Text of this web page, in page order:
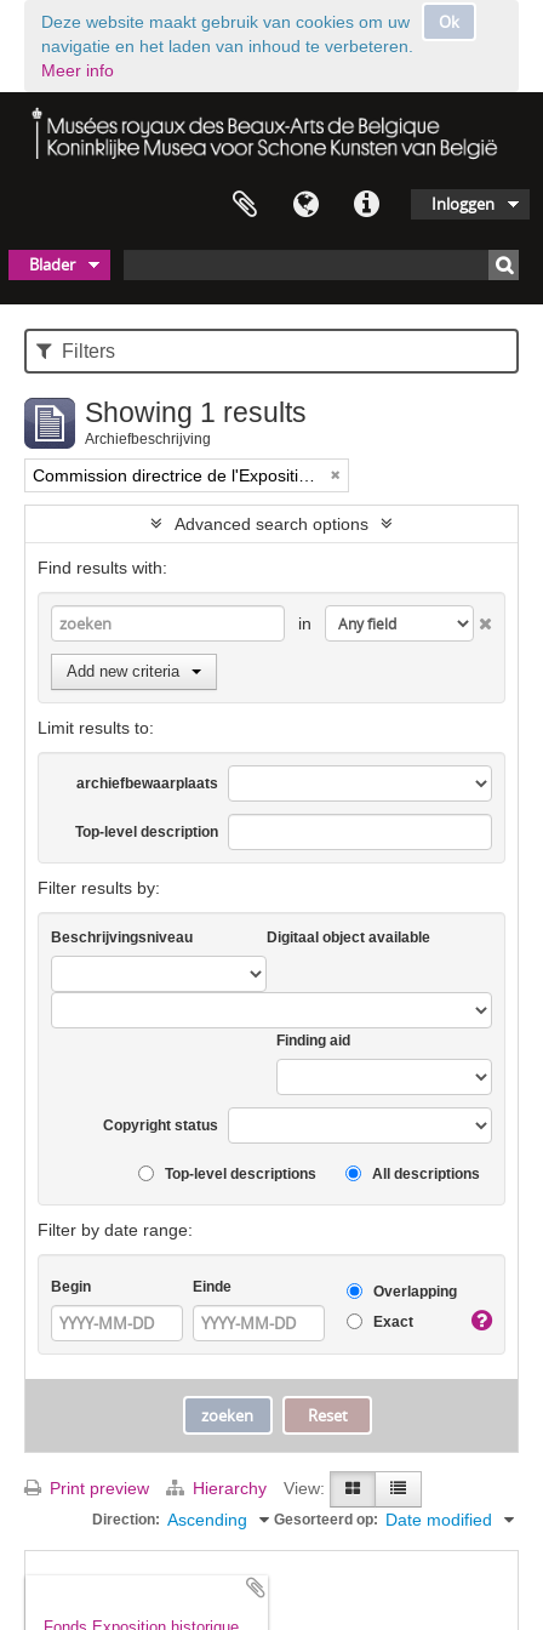
Ok
Deze website maakt gebruik van cookies om uw
navigatie en het laden van inhoud te verbeteren.
Meer info
Inloggen
Blader
Filters
Showing 1 results
Archiefbeschrijving
Commission directrice de l'Exposition historique de l'Art belge (1879-1880)
Advanced search options
Find results with:
in
Add new criteria
Limit results to:
archiefbewaarplaats
Top-level description
Filter results by:
Beschrijvingsniveau Digitaal object available
Finding aid
Copyright status
Top-level descriptions All descriptions
Filter by date range:
Begin Einde
Overlapping
Exact
Print preview Hierarchy View:
Gesorteerd op: Date modified
Direction: Ascending